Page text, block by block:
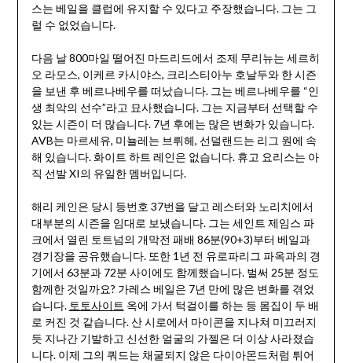
스는 베일을 클럽에 유지할 수 있다고 주장했습니다. 그는 그
럴 수 없었습니다.
다음 날 800마일 떨어진 마드리드에서 조제 무리뉴는 세르히
오 라모스, 이케르 카시야스, 크리스티아누 호날두와 한 시즌
을 보낸 후 베르나베우를 떠났습니다. 그는 베르나베우를 “인
생 최악의 선수”라고 묘사했습니다. 그는 지금부터 선택할 수
있는 시즌이 더 많습니다. 7년 후에는 많은 변화가 있습니다.
AVB는 마르세유, 미뇰레는 브뤼헤, 선덜랜드는 리그 원에 속
해 있습니다. 화이트 하트 레인은 없습니다. 휴고 요리스는 아
직 선발 XI의 유일한 멤버입니다.
해리 케인은 당시 등번호 37번을 달고 레스터와 노리치에서
대부분의 시즌을 임대로 보냈습니다. 그는 세인트 제임스 파
크에서 열린 토트넘의 개막전 패배 86분(90+3)부터 베일과
경기장을 공유했습니다. 또한 1년 전 유로파리그 파옥과의 경
기에서 63분과 72분 사이에도 함께했습니다. 벌써 25분 정도
함께한 것일까요? 가레스 베일은 7년 만에 많은 변화를 겪었
습니다. 토토사이트 옥에 가서 턱걸이를 하는 등 몸집이 두 배
로 커진 것 같습니다. 산 시로에서 마이콘을 지나쳐 미끄러지
듯 지나간 기발하고 신선한 얼굴의 가젤은 더 이상 사라졌습
니다. 이제 그의 쿼드는 채굴되지 않은 다이아몬드처럼 튀어